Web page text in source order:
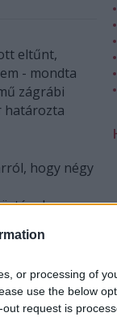
or processing of
use the below
request is
eltűnt,
- mondta
zágrábi
határozta
hogy négy
spanyolok
az NKVD
kémkedés